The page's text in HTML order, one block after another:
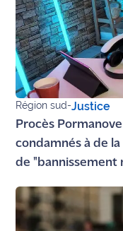
2026
Contenus
Partenaires
L'invité(e)
de la
rédaction
Coup de
Maritima
Fil
Région sud-Justice
Procès
condamnés à de
de "bannissement